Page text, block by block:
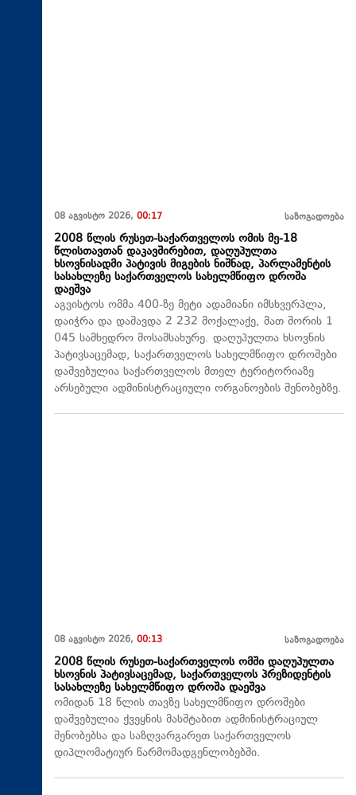
08 აგვისტო 2026, 00:17 საზოგადოება
2008 წლის რუსეთ-საქართველოს ომის მე-18
წლისთავთან დაკავშირებით, დაღუპულთა
ხსოვნისადმი პატივის მიგების ნიშნად, პარლამენტის
სასახლეზე საქართველოს სახელმწიფო დროშა
დაეშვა
აგვისტოს ომმა 400-ზე მეტი ადამიანი იმსხვერპლა,
დაიჭრა და დაშავდა 2 232 მოქალაქე, მათ შორის 1
045 სამხედრო მოსამსახურე. დაღუპულთა ხსოვნის
პატივსაცემად, საქართველოს სახელმწიფო დროშები
დაშვებულია საქართველოს მთელ ტერიტორიაზე
არსებული ადმინისტრაციული ორგანოების შენობებზე.
08 აგვისტო 2026, 00:13 საზოგადოება
2008 წლის რუსეთ-საქართველოს ომში დაღუპულთა
ხსოვნის პატივსაცემად, საქართველოს პრეზიდენტის
სასახლეზე სახელმწიფო დროშა დაეშვა
ომიდან 18 წლის თავზე სახელმწიფო დროშები
დაშვებულია ქვეყნის მასშტაბით ადმინისტრაციულ
შენობებსა და საზღვარგარეთ საქართველოს
დიპლომატიურ წარმომადგენლობებში.